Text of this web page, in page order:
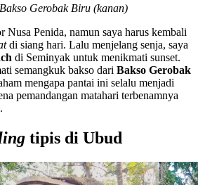
Gerobak Biru (kanan)
Nusa Penida, namun saya harus kembali
di siang hari. Lalu menjelang senja, saya
di Seminyak untuk menikmati sunset.
semangkuk bakso dari Bakso Gerobak
mengapa pantai ini selalu menjadi
pemandangan matahari terbenamnya
tipis di Ubud